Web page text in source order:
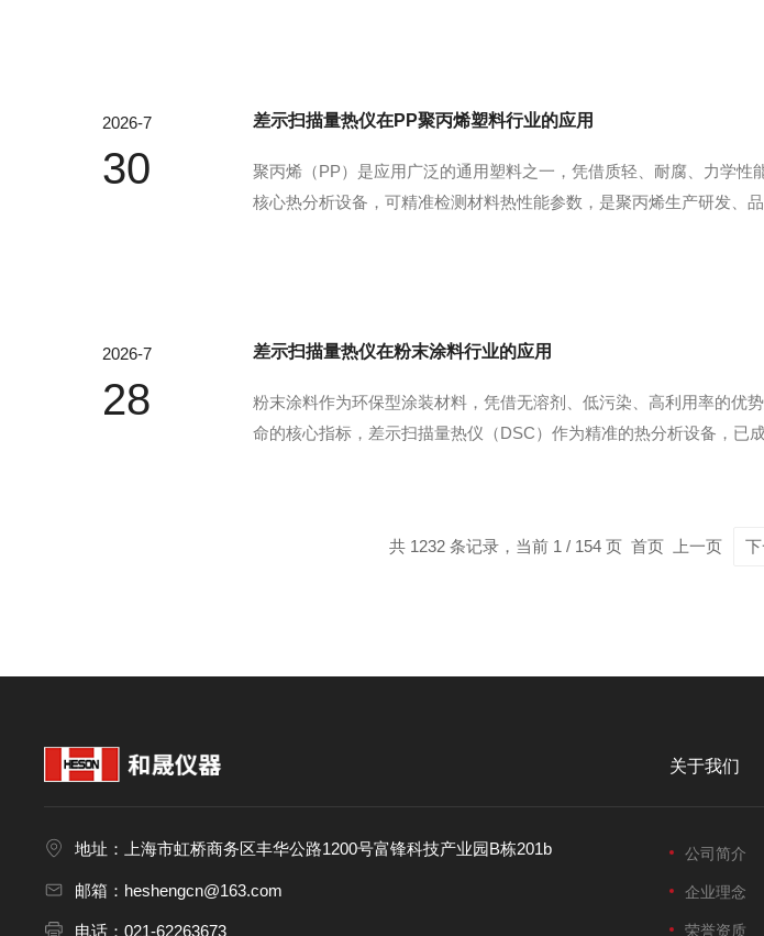
2026-7
30
差示扫描量热仪在PP聚丙烯塑料行业的应用
聚丙烯（PP）是应用广泛的通用塑料之一，凭借质轻、耐腐、力学
核心热分析设备，可精准检测材料热性能参数，是聚丙烯生产研发、
2026-7
28
差示扫描量热仪在粉末涂料行业的应用
粉末涂料作为环保型涂装材料，凭借无溶剂、低污染、高利用率的优
命的核心指标，差示扫描量热仪（DSC）作为精准的热分析设备，已
共 1232 条记录，当前 1 / 154 页 首页 上一页
地址：上海市虹桥商务区丰华公路1200号富锋科技产业园B栋201b
邮箱：heshengcn@163.com
电话：021-62263673
关于我们
公司简介
企业理念
荣誉资质